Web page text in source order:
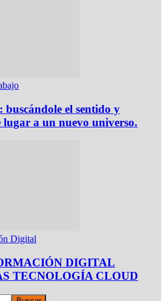
buscándole el sentido y
lugar a un nuevo universo.
Digital
DIGITAL
TECNOLOGÍA CLOUD